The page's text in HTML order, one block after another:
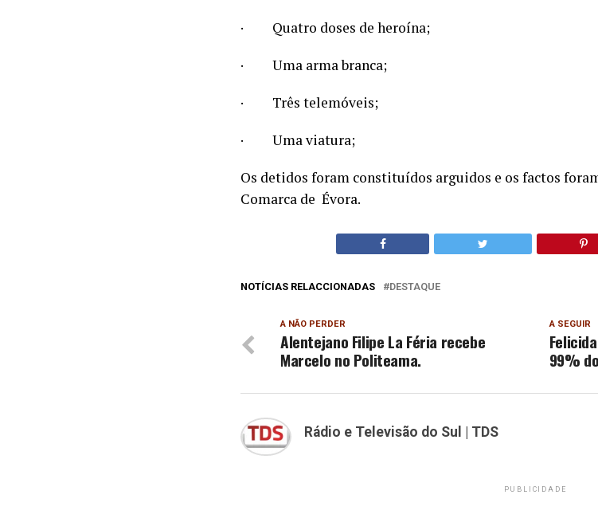
· Quatro doses de heroína;
· Uma arma branca;
· Três telemóveis;
· Uma viatura;
Os detidos foram constituídos arguidos e os factos
Comarca de Évora.
NOTÍCIAS RELACCIONADAS DESTAQUE
A SEGUIR
99%
A NÃO PERDER
Alentejano Filipe La Féria recebe
Marcelo no Politeama.
Rádio e Televisão do Sul | TDS
PUBLICIDADE